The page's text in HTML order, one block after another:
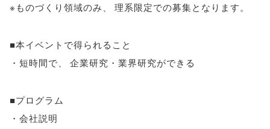
※ものづくり領域のみ
理系限定での募集となります。
■本イベントで得られること
・短時間で
企業研究・業界研究ができる
■プログラム
・会社説明